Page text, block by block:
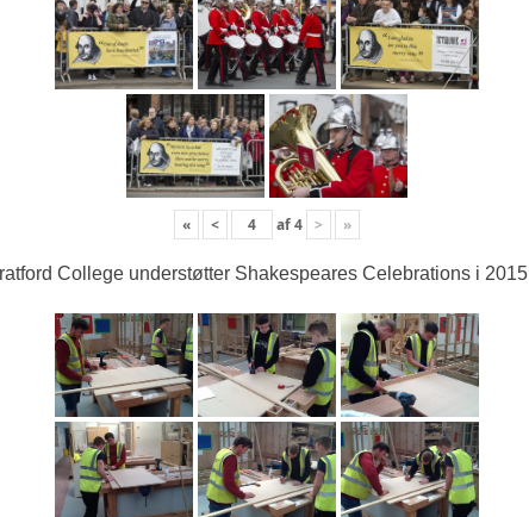
« < af4 > »
College understøtter Shakespeares Celebrations i 2015